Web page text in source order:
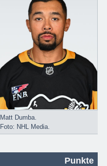
Matt Dumba.
Foto: NHL Media.
Punkte